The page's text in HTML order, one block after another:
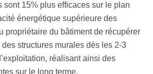
sont 15% plus efficaces sur le plan
énergétique supérieure des
propriétaire du bâtiment de récupérer
des structures murales dès les 2-3
réalisant ainsi des
sur le long terme.